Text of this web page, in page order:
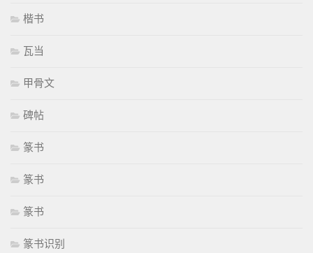
楷书
瓦当
甲骨文
碑帖
篆书
篆书
篆书
篆书识别